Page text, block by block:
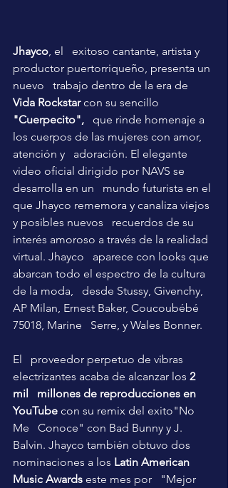
Jhayco , el   exitoso cantante, artista y
productor puertorriqueño, presenta un
nuevo   trabajo dentro de la era de
Vida Rockstar con su sencillo
"Cuerpecito",
   que rinde homenaje a
los cuerpos de las mujeres con amor,
atención y   adoración. El elegante
video oficial dirigido por NAVS se
desarrolla en un   mundo futurista en el
que Jhayco rememora y canaliza viejos
y posibles nuevos   recuerdos de su
interés amoroso a través de la realidad
virtual. Jhayco   aparece con looks que
abarcan todo el espectro de la cultura
de la moda,   desde Stussy, Givenchy,
AP Milan, Ernest Baker, Coucoubébé
75018, Marine   Serre, y Wales Bonner.
El   proveedor perpetuo de vibras
electrizantes acaba de alcanzar los 2
mil   millones de reproducciones en
YouTube con su remix del exito"No
Me   Conoce" con Bad Bunny y J.
Balvin. Jhayco también obtuvo dos
nominaciones a los Latin American
Music Awards este mes por   "Mejor